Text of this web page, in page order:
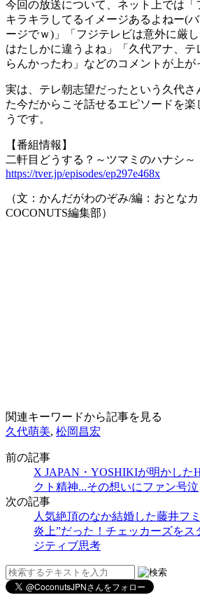
今回の放送について、ネット上では「
キラキラしてるイメージあるよねー(
ージでｗ)」「フジテレビは意外に厳
はたしかに違うよね」「久代アナ、
らんかったわ」などのコメントが上が
実は、テレ朝志望だったという久代さ
た今だからこそ話せるエピソードを楽
うです。
【番組情報】
二軒目どうする？～ツマミのハナシ～
https://tver.jp/episodes/ep297e468x
（文：かんだがわのぞみ/編：おとな
COCONUTS編集部）
関連キーワードから記事を見る
久代萌美, 松岡昌宏
前の記事
X JAPAN・YOSHIKIが明かした
クト精神...その想いにファン号泣
次の記事
人気絶頂のなか結婚した藤井フ
炎上”だった！チェッカーズをス
ジティブ思考